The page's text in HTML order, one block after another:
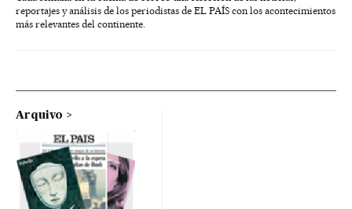
reportajes y análisis de los periodistas de EL PAÍS con los acontecimientos
más relevantes del continente.
Arquivo